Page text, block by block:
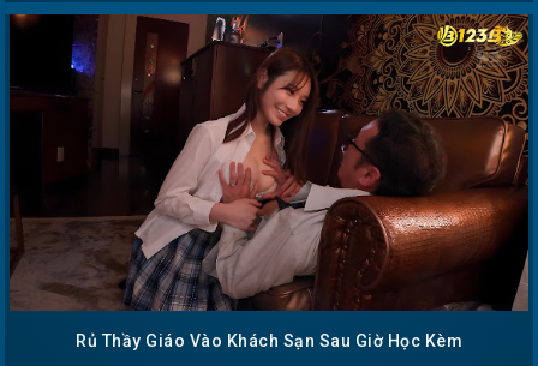
Rủ Thầy Giáo Vào Khách Sạn Sau Giờ Học Kèm